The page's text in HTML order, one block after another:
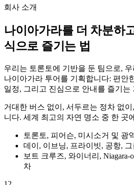
회사 소개
나이아가라를 더 차분하
식으로 즐기는 법
우리는 토론토에 기반을 둔 팀으로,
나이아가라 투어를 기획합니다: 편안
일정, 그리고 진심으로 안내를 즐기는
거대한 버스 없이, 서두르는 정차 없
니다. 세계 최고의 자연 명소 중 한 곳
토론토, 피어슨, 미시소거 및 광
데이, 이브닝, 프라이빗, 공항, 그
보트 크루즈, 와이너리, Niagara-
차